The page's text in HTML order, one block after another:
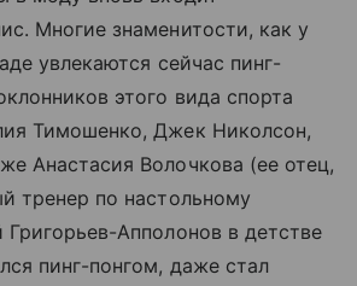
Многие знаменитости, как у
увлекаются сейчас пинг-
этого вида спорта
Тимошенко, Джек Николсон,
Анастасия Волочкова (ее отец,
тренер по настольному
Апполонов в детстве
пинг-понгом, даже стал